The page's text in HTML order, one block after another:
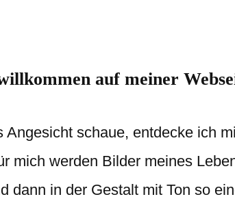
auf meiner
schaue, entdecke ich
mich werden Bilder meines
dann in der Gestalt mit Ton so